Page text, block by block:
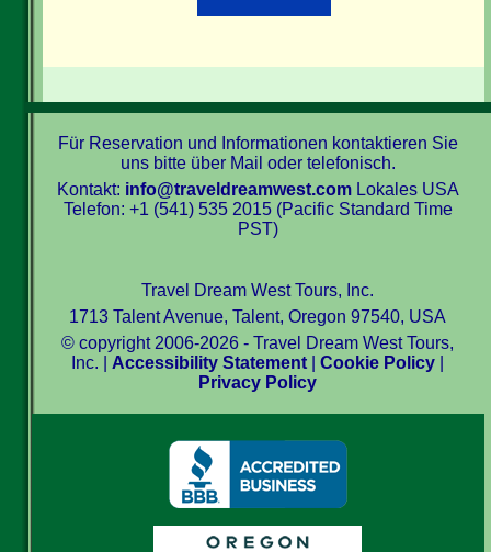
Für Reservation und Informationen kontaktieren Sie
uns bitte über Mail oder telefonisch.
Kontakt: info@traveldreamwest.comLokales USA
Telefon: +1 (541) 535 2015 (Pacific Standard Time
PST)
Travel Dream West Tours, Inc.
1713 Talent Avenue, Talent, Oregon 97540, USA
© copyright 2006-2026 - Travel Dream West Tours,
Inc. |Accessibility Statement |Cookie Policy
Privacy Policy